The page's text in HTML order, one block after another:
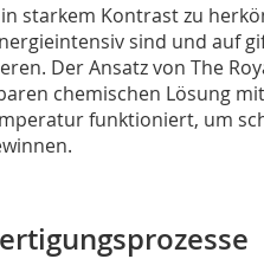
starkem Kontrast zu
sind und auf
Der Ansatz von The
chemischen Lösung
funktioniert, um